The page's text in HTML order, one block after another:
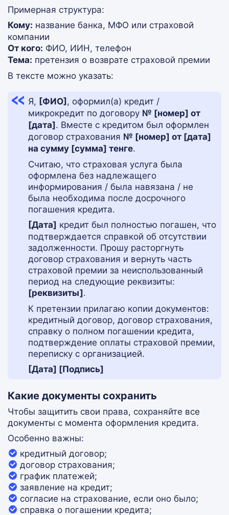
Примерная структура:
Кому: название банка, МФО или страховой
компании
От кого: ФИО, ИИН, телефон
Тема: претензия о возврате страховой премии
В тексте можно указать:
Я, [ФИО] , оформил(а) кредит /
микрокредит по договору № [номер] от
[дата]. Вместе с кредитом был оформлен
договор страхования № [номер] от [дата]
на сумму [сумма] тенге.
Считаю, что страховая услуга была
оформлена без надлежащего
информирования / была навязана / не
была необходима после досрочного
погашения кредита.
[Дата] кредит был полностью погашен, что
подтверждается справкой об отсутствии
задолженности. Прошу расторгнуть
договор страхования и вернуть часть
страховой премии за неиспользованный
период на следующие реквизиты:
[реквизиты].
К претензии прилагаю копии документов:
кредитный договор, договор страхования,
справку о полном погашении кредита,
подтверждение оплаты страховой премии,
переписку с организацией.
[Дата] [Подпись]
Какие документы сохранить
Чтобы защитить свои права, сохраняйте все
документы с момента оформления кредита.
Особенно важны:
кредитный договор;
договор страхования;
график платежей;
заявление на кредит;
согласие на страхование, если оно было;
справка о погашении кредита;